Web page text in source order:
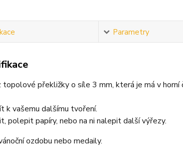
Parametry
překližky o síle 3 mm, která je má v horní
k vašemu dalšímu tvoření.
polepit papíry, nebo na ni nalepit další výřezy.
ozdobu nebo medaily.